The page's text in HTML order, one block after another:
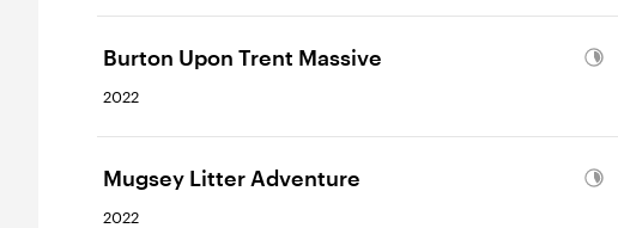
Burton Upon Trent Massive
2022
Mugsey Litter Adventure
2022